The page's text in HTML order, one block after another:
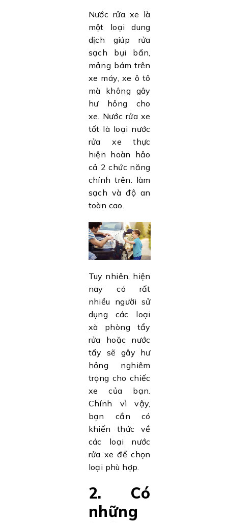
Nước rửa xe là
một loại dung
dịch giúp rửa
sạch bụi bẩn,
mảng bám trên
xe máy, xe ô tô
mà không gây
hư hỏng cho
xe. Nước rửa xe
tốt là loại nước
rửa xe thực
hiện hoàn hảo
cả 2 chức năng
chính trên: làm
sạch và độ an
toàn cao.
Tuy nhiên, hiện
nay có rất
nhiều người sử
dụng các loại
xà phòng tẩy
rửa hoặc nước
tẩy sẽ gây hư
hỏng nghiêm
trọng cho chiếc
xe của bạn.
Chính vì vậy,
bạn cần có
khiến thức về
các loại nước
rửa xe để chọn
loại phù hợp.
2. Có
những